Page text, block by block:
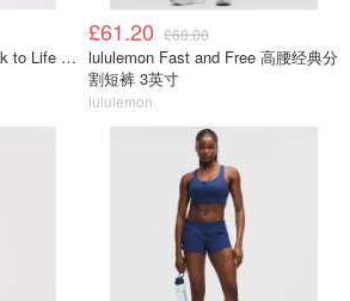
lululemon Lululemon Back to Life 运动水瓶 24oz 吸管盖
£61.20 £68.00
lululemon Fast and Free 高腰经典分
割短裤 3英寸
lululemon